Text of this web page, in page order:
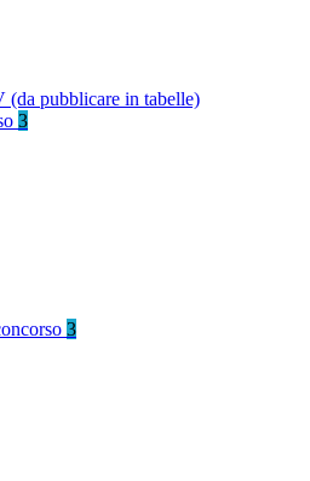
(da pubblicare in tabelle)
3
3